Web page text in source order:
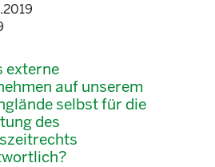
externe
auf unserem
selbst für die
des